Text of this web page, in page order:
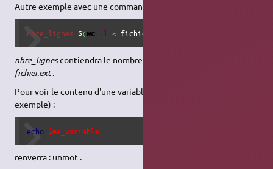
Autre exemple avec une commande avec arguments :
nbre_lignes=$(wc -l < fichier.ext
nbre_lignescontiendra le nombre de lignes contenu dans
fichier.ext.
Pour voir le contenu d'une variable, on utilisera echo (par
exemple) :
echo $ma_variable
renverra : unmot .